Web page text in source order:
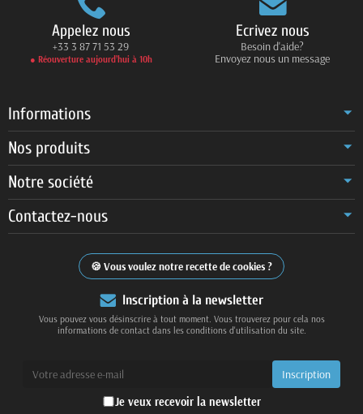
Appelez nous
+33 3 87 71 53 29
● Réouverture aujourd’hui à 10h
Ecrivez nous
Besoin d'aide?
Envoyez nous un message
Informations
Nos produits
Notre société
Contactez-nous
Vous voulez notre recette de cookies ?
Inscription à la newsletter
Vous pouvez vous désinscrire à tout moment. Vous trouverez pour cela nos
informations de contact dans les conditions d'utilisation du site.
Je veux recevoir la newsletter